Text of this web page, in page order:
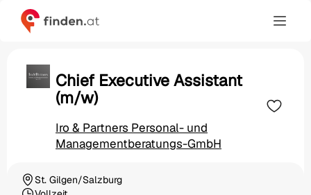
Chief Executive Assistant
(m/w)
Iro & Partners Personal- und
Managementberatungs-GmbH
Ortschaft
St. Gilgen/Salzburg